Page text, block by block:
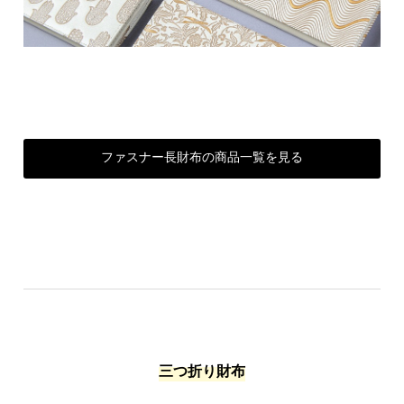
ファスナー長財布の商品一覧を見る
三つ折り財布